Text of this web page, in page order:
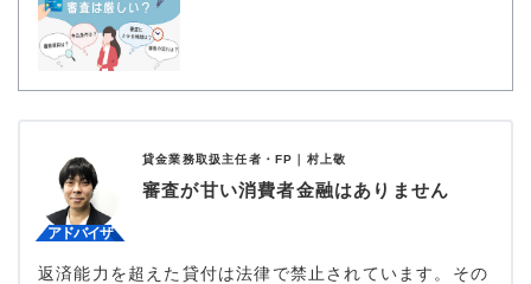
貸金業務取扱主任者・FP｜ 村上敬
審査が甘い消費者金融はありません
返済能力を超えた貸付は法律で禁止されています。その